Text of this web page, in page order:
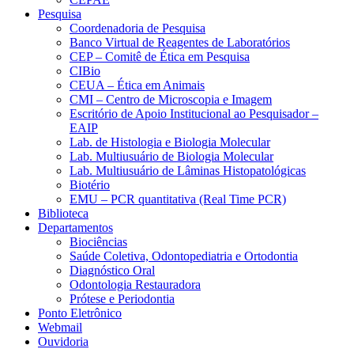
Pesquisa
Coordenadoria de Pesquisa
Banco Virtual de Reagentes de Laboratórios
CEP – Comitê de Ética em Pesquisa
CIBio
CEUA – Ética em Animais
CMI – Centro de Microscopia e Imagem
Escritório de Apoio Institucional ao Pesquisador –
EAIP
Lab. de Histologia e Biologia Molecular
Lab. Multiusuário de Biologia Molecular
Lab. Multiusuário de Lâminas Histopatológicas
Biotério
EMU – PCR quantitativa (Real Time PCR)
Biblioteca
Departamentos
Biociências
Saúde Coletiva, Odontopediatria e Ortodontia
Diagnóstico Oral
Odontologia Restauradora
Prótese e Periodontia
Ponto Eletrônico
Webmail
Ouvidoria